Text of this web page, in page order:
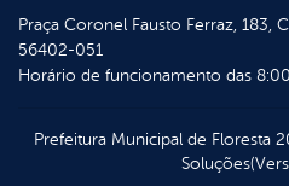
Praça Coronel Fausto Ferraz, 183,
56402-051
Horário de funcionamento das
Prefeitura Municipal de Floresta
Soluções